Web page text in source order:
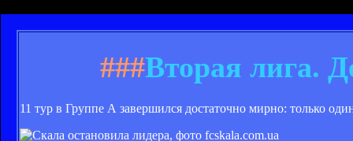
###Вторая лига.
11 тур в Группе А завершился достаточно мирно: только